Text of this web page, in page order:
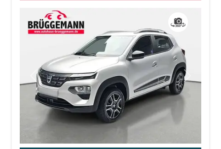
Previous Next